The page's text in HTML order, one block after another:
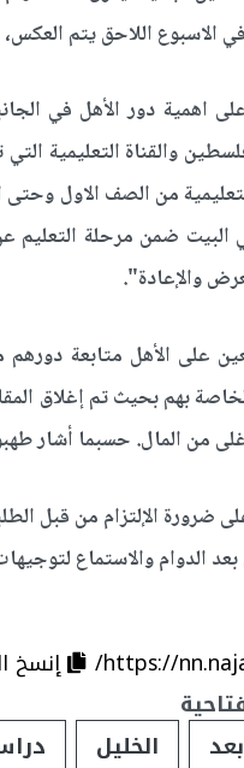
الاسبوع اللاحق يتم
اهمية دور الأهل في
والقناة التعليمية
من الصف الاول
البيت ضمن مرحلة التعليم
والإعادة".
على الأهل متابعة
بهم بحيث تم إغلاق
من المال. حسبما أشار
الإلتزام من قبل
بعد الدوام والاستماع
https://
إنسخ
الخليل